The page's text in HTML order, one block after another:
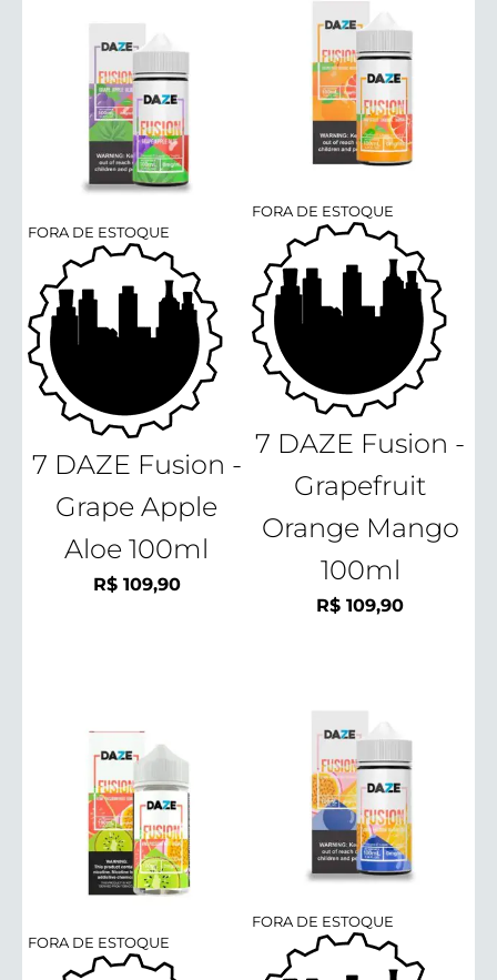
FORA DE ESTOQUE
7 DAZE Fusion -
Grape Apple
Aloe 100ml
R$109,90
FORA DE ESTOQUE
7 DAZE Fusion -
Grapefruit
Orange Mango
100ml
R$ 109,90
FORA DE ESTOQUE
FORA DE ESTOQUE